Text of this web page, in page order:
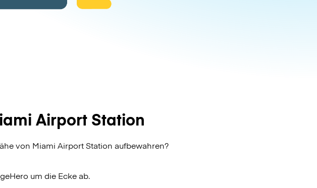
Airport Station
von Miami Airport Station aufbewahren?
um die Ecke ab.